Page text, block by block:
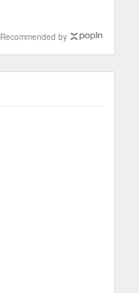
Recommended by